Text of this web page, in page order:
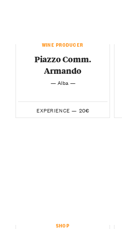
WINE PRODUCER
Piazzo Comm.
Armando
— Alba —
EXPERIENCE — 20€
SHOP